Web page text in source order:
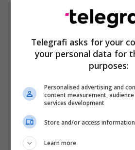
Telegrafi asks for your
your personal data for
purposes:
Personalised advertising and
content measurement,
services development
Store and/or access
Learn more